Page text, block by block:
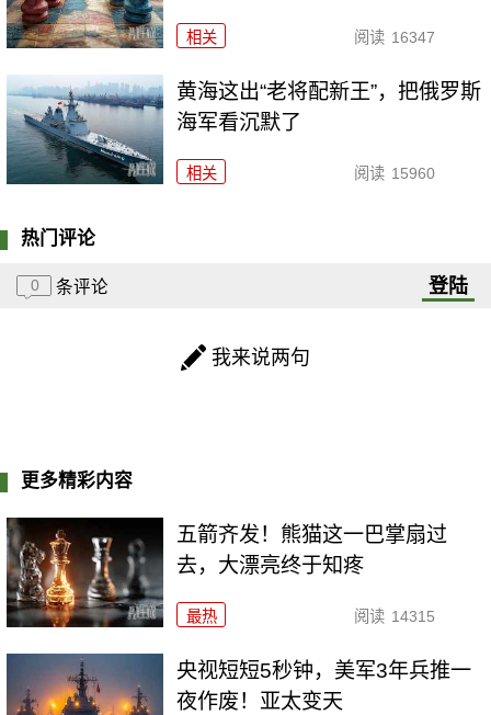
相关 阅读 16347
黄海这出“老将配新王”，把俄罗斯
海军看沉默了
相关 阅读 15960
热门评论
0 条评论 登陆
我来说两句
更多精彩内容
五箭齐发！熊猫这一巴掌扇过
去，大漂亮终于知疼
最热 阅读 14315
央视短短5秒钟，美军3年兵推一
夜作废！亚太变天